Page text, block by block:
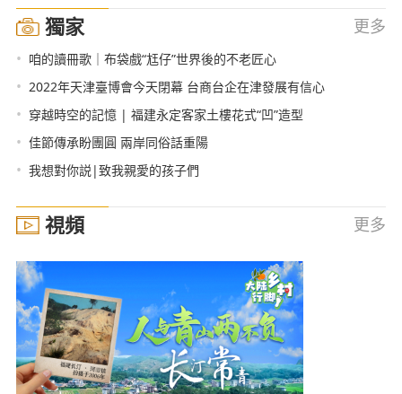
獨家 更多
• 咱的讀冊歌｜布袋戲“尪仔”世界後的不老匠心
• 2022年天津臺博會今天閉幕 台商台企在津發展有信心
• 穿越時空的記憶 | 福建永定客家土樓花式“凹”造型
• 佳節傳承盼團圓 兩岸同俗話重陽
• 我想對你説|致我親愛的孩子們
視頻 更多